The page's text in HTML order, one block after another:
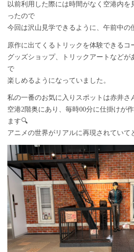
以前利用した際には時間がなく空港内を
ったので
今回は沢山見学できるように、午前中の
原作に出てくるトリックを体験できるコ
グッズショップ、トリックアートなどが
で
楽しめるようになっていました。
私の一番のお気に入りスポットは赤井さ
空港2階奥にあり、毎時00分に仕掛けが
ます🔍
アニメの世界がリアルに再現されていて